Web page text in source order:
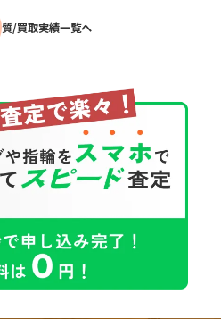
質/買取実績一覧へ